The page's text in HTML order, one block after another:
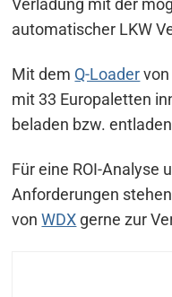
Verladung mit der
automatischer LKW
Mit dem Q-Loader
mit 33 Europaletten
beladen bzw.
Für eine ROI-Analyse
Anforderungen
vonWDX gerne zur